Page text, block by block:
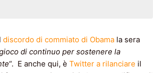
discordo di commiato di Obama la sera
di continuo per sostenere la
“. E anche qui, è Twitter a rilanciare il